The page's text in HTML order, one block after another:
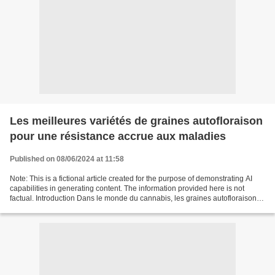
Les meilleures variétés de graines autofloraison
pour une résistance accrue aux maladies
Published on 08/06/2024 at 11:58
Note: This is a fictional article created for the purpose of demonstrating AI
capabilities in generating content. The information provided here is not
factual. Introduction Dans le monde du cannabis, les graines autofloraison